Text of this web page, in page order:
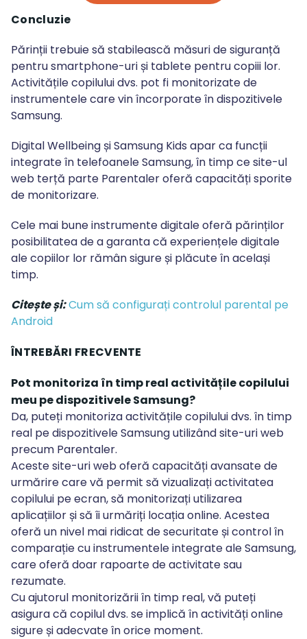
Concluzie
Părinții trebuie să stabilească măsuri de siguranță
pentru smartphone-uri și tablete pentru copiii lor.
Activitățile copilului dvs. pot fi monitorizate de
instrumentele care vin încorporate în dispozitivele
Samsung.
Digital Wellbeing și Samsung Kids apar ca funcții
integrate în telefoanele Samsung, în timp ce site-ul
web terță parte Parentaler oferă capacități sporite
de monitorizare.
Cele mai bune instrumente digitale oferă părinților
posibilitatea de a garanta că experiențele digitale
ale copiilor lor rămân sigure și plăcute în același
timp.
Citește și:Cum să configurați controlul parental pe
Android
ÎNTREBĂRI FRECVENTE
Pot monitoriza în timp real activitățile copilului
meu pe dispozitivele Samsung?
Da, puteți monitoriza activitățile copilului dvs. în timp
real pe dispozitivele Samsung utilizând site-uri web
precum Parentaler.
Aceste site-uri web oferă capacități avansate de
urmărire care vă permit să vizualizați activitatea
copilului pe ecran, să monitorizați utilizarea
aplicațiilor și să îi urmăriți locația online. Acestea
oferă un nivel mai ridicat de securitate și control în
comparație cu instrumentele integrate ale Samsung,
care oferă doar rapoarte de activitate sau
rezumate.
Cu ajutorul monitorizării în timp real, vă puteți
asigura că copilul dvs. se implică în activități online
sigure și adecvate în orice moment.